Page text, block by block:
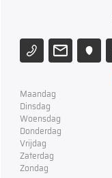
Maandag
Dinsdag
Woensdag
Donderdag
Vrijdag
Zaterdag
Zondag